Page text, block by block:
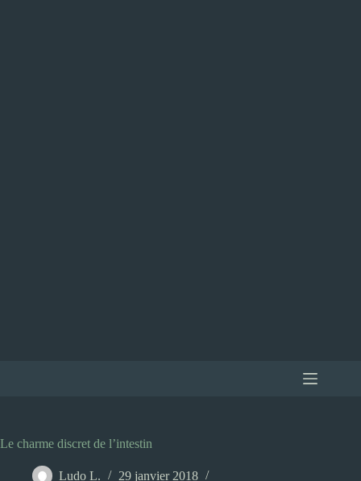
Le charme discret de l’intestin
Ludo L.
29 janvier 2018